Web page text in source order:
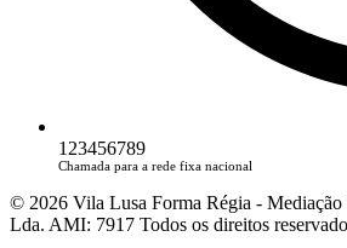
123456789
Chamada para a rede fixa nacional
© 2026 Vila Lusa Forma Régia -
Lda. AMI: 7917 Todos os direitos